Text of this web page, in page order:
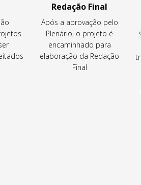
Redação Final
Após a aprovação pelo
Plenário, o projeto é
encaminhado para
elaboração da Redação
Final